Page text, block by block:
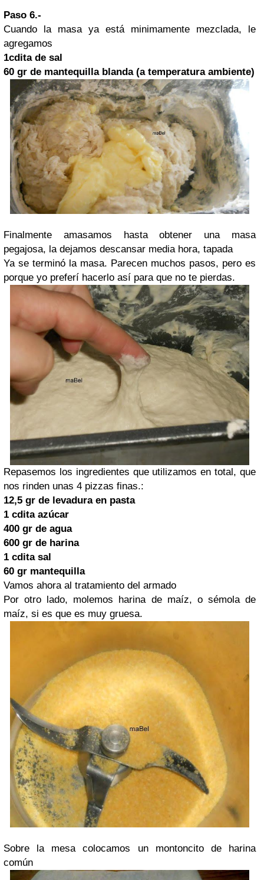
Paso 6.-
Cuando la masa ya está minimamente mezclada, le
agregamos
1cdita de sal
60 gr de mantequilla blanda (a temperatura ambiente)
Finalmente amasamos hasta obtener una masa
pegajosa, la dejamos descansar media hora, tapada
Ya se terminó la masa. Parecen muchos pasos, pero es
porque yo preferí hacerlo así para que no te pierdas.
Repasemos los ingredientes que utilizamos en total, que
nos rinden unas 4 pizzas finas.:
12,5 gr de levadura en pasta
1 cdita azúcar
400 gr de agua
600 gr de harina
1 cdita sal
60 gr mantequilla
Vamos ahora al tratamiento del armado
Por otro lado, molemos harina de maíz, o sémola de
maíz, si es que es muy gruesa.
Sobre la mesa colocamos un montoncito de harina
común